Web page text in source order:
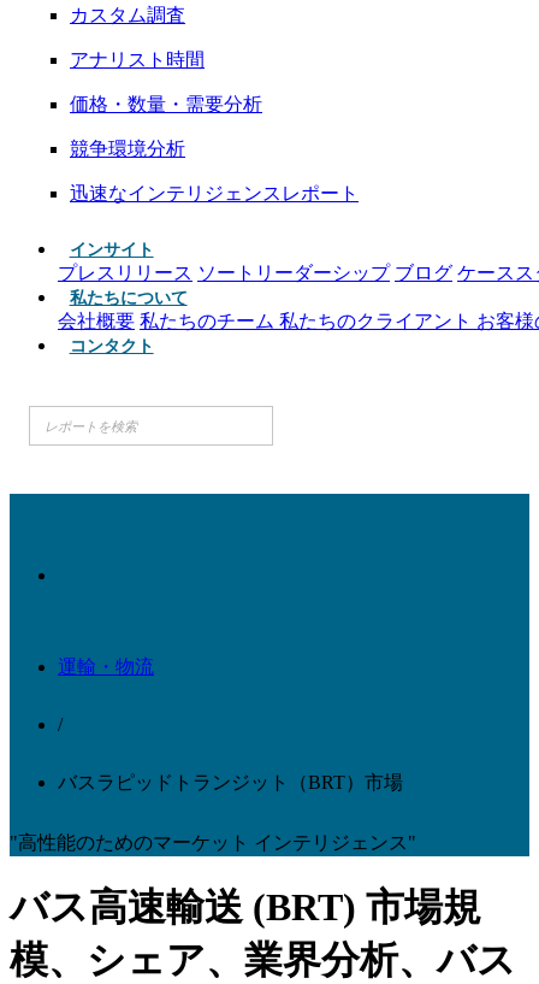
カスタム調査
アナリスト時間
価格・数量・需要分析
競争環境分析
迅速なインテリジェンスレポート
インサイト
プレスリリース ソートリーダーシップ ブログ ケースス
私たちについて
会社概要 私たちのチーム 私たちのクライアント お客
コンタクト
運輸・物流
/
バスラピッドトランジット（BRT）市場
"高性能のためのマーケット インテリジェンス"
バス高速輸送 (BRT) 市場規
模、シェア、業界分析、バス